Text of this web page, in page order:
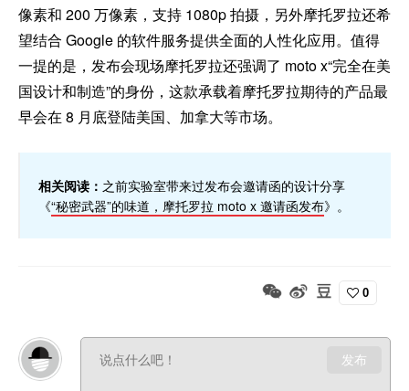
像素和 200 万像素，支持 1080p 拍摄，另外摩托罗拉还希
望结合 Google 的软件服务提供全面的人性化应用。值得
一提的是，发布会现场摩托罗拉还强调了 moto x“完全在美
国设计和制造”的身份，这款承载着摩托罗拉期待的产品最
早会在 8 月底登陆美国、加拿大等市场。
相关阅读： 之前实验室带来过发布会邀请函的设计分享
《“秘密武器”的味道，摩托罗拉 moto x 邀请函发布》。
0
发布